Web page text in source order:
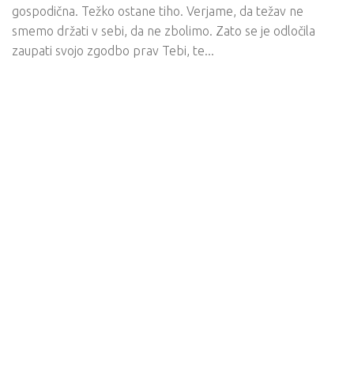
gospodična. Težko ostane tiho. Verjame, da težav ne
smemo držati v sebi, da ne zbolimo. Zato se je odločila
zaupati svojo zgodbo prav Tebi, te...